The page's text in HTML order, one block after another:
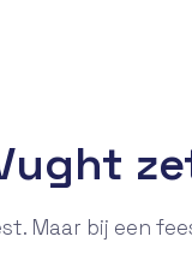
Maar bij een